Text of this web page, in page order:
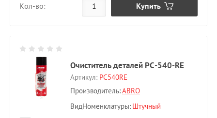
Кол-во: Купить
Очиститель деталей PC-540-RE
Артикул: PC540RE
Производитель:ABRO
ВидНоменклатуры Штучный